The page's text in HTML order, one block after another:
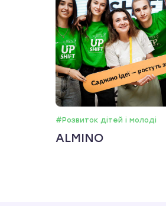
#Розвиток дітей і молоді
ALMINO